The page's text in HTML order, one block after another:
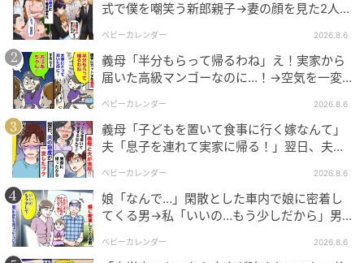
式で僕を嘲笑う新郎親子→妻の顔を見た2人が
ベビーカレンダー 2026.8.6
義母「半分もらって帰るわね」え！実家から
届いた高級マンゴーなのに…！→空気を一変
ベビーカレンダー 2026.8.6
義母「子どもを置いて食事に行く嫁なんて」
夫「息子を連れて実家に帰る！」翌日、夫が
ベビーカレンダー 2026.8.6
娘「なんで…」閑散とした車内で娘に密着し
てくる男→私「いいの…もう少しだから」男
ベビーカレンダー 2026.8.6